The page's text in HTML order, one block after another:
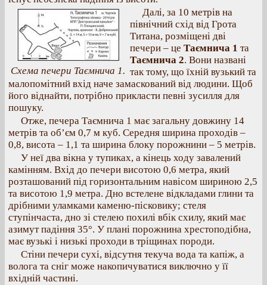
Схема печери Таємнича 1.
Далі, за 10 метрів на
північний схід від Грота
Титана, розміщені дві
печери – це Таємнича 1 та
Таємнича 2. Вони названі
так тому, що їхній вузький та
малопомітний вхід наче замаскований від людини. Щоб
його віднайти, потрібно прикласти певні зусилля для
пошуку.
Отже, печера Таємнича 1 має загальну довжину 14
метрів та об’єм 0,7 м куб. Середня ширина проходів –
0,8, висота – 1,1 та ширина блоку порожнини – 5 метрів.
У неї два вікна у тупиках, а кінець ходу завалений
камінням. Вхід до печери висотою 0,6 метра, який
розташований під горизонтальним навісом шириною 2,5
та висотою 1,9 метра. Дно встелене відкладами глини та
дрібними уламками каменю-пісковику; стеля
ступінчаста, дно зі стелею похилі вбік схилу, який має
азимут падіння 35°. У плані порожнина хрестоподібна,
має вузькі і низькі проходи в тріщинах породи.
Стіни печери сухі, відсутня текуча вода та капіж, а
волога та сніг може накопичуватися виключно у її
вхідній частині.